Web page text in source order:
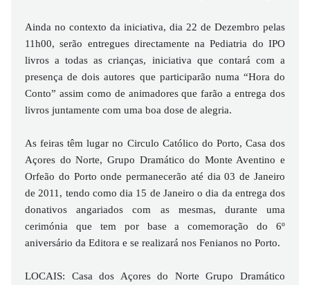
Ainda no contexto da iniciativa, dia 22 de Dezembro pelas
11h00, serão entregues directamente na Pediatria do IPO
livros a todas as crianças, iniciativa que contará com a
presença de dois autores que participarão numa “Hora do
Conto” assim como de animadores que farão a entrega dos
livros juntamente com uma boa dose de alegria.
As feiras têm lugar no Circulo Católico do Porto, Casa dos
Açores do Norte, Grupo Dramático do Monte Aventino e
Orfeão do Porto onde permanecerão até dia 03 de Janeiro
de 2011, tendo como dia 15 de Janeiro o dia da entrega dos
donativos angariados com as mesmas, durante uma
cerimónia que tem por base a comemoração do 6º
aniversário da Editora e se realizará nos Fenianos no Porto.
LOCAIS: Casa dos Açores do Norte Grupo Dramático